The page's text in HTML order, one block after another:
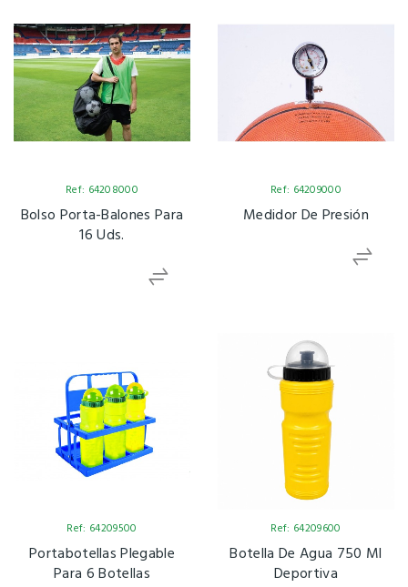
Ref: 64208000
Bolso Porta-Balones Para
16 Uds.
Ref: 64209000
Medidor De Presión
Ref: 64209500
Portabotellas Plegable
Para 6 Botellas
Ref: 64209600
Botella De Agua 750 Ml
Deportiva